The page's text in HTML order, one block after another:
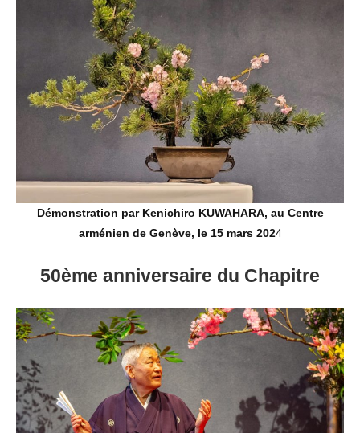
Démonstration par Kenichiro KUWAHARA, au Centre
arménien de Genève, le 15 mars 2024
50ème anniversaire du Chapitre